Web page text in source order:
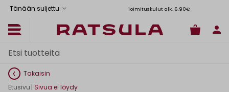
Tänään suljettu Toimituskulut alk. 6,90€
Takaisin
Etusivu | Sivua ei löydy